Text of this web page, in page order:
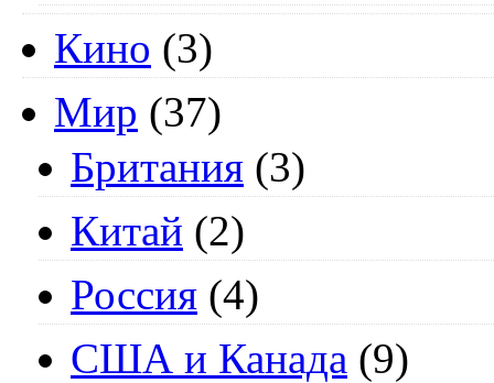
Кино (3)
Мир (37)
Британия (3)
Китай (2)
Россия (4)
США и Канада (9)